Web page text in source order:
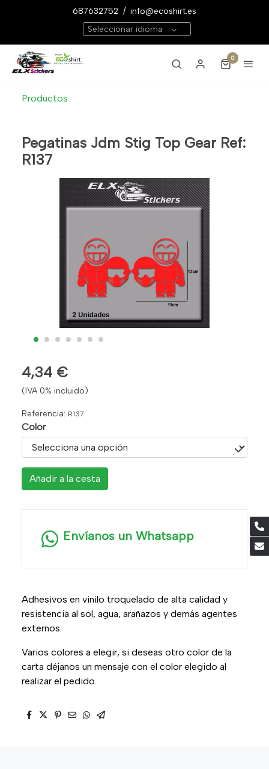
687632752 / info@ecoshirt.es
Seleccionar idioma
0
Productos
Pegatinas Jdm Stig Top Gear Ref:
R137
4,34 €
(IVA 0% incluido)
Referencia: R137
Color
Añadir a la cesta
Envíanos un Whatsapp
Adhesivos en vinilo troquelado de alta calidad y
resistencia al sol, agua, arañazos y demás agentes
externos.
Varios colores a elegir, si deseas otro color de la
carta déjanos un mensaje con el color elegido al
realizar el pedido.